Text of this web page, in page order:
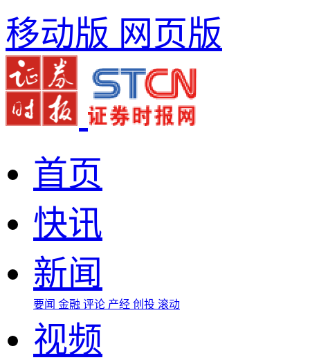
移动版 网页版
首页
快讯
新闻
要闻 金融 评论 产经 创投 滚动
视频